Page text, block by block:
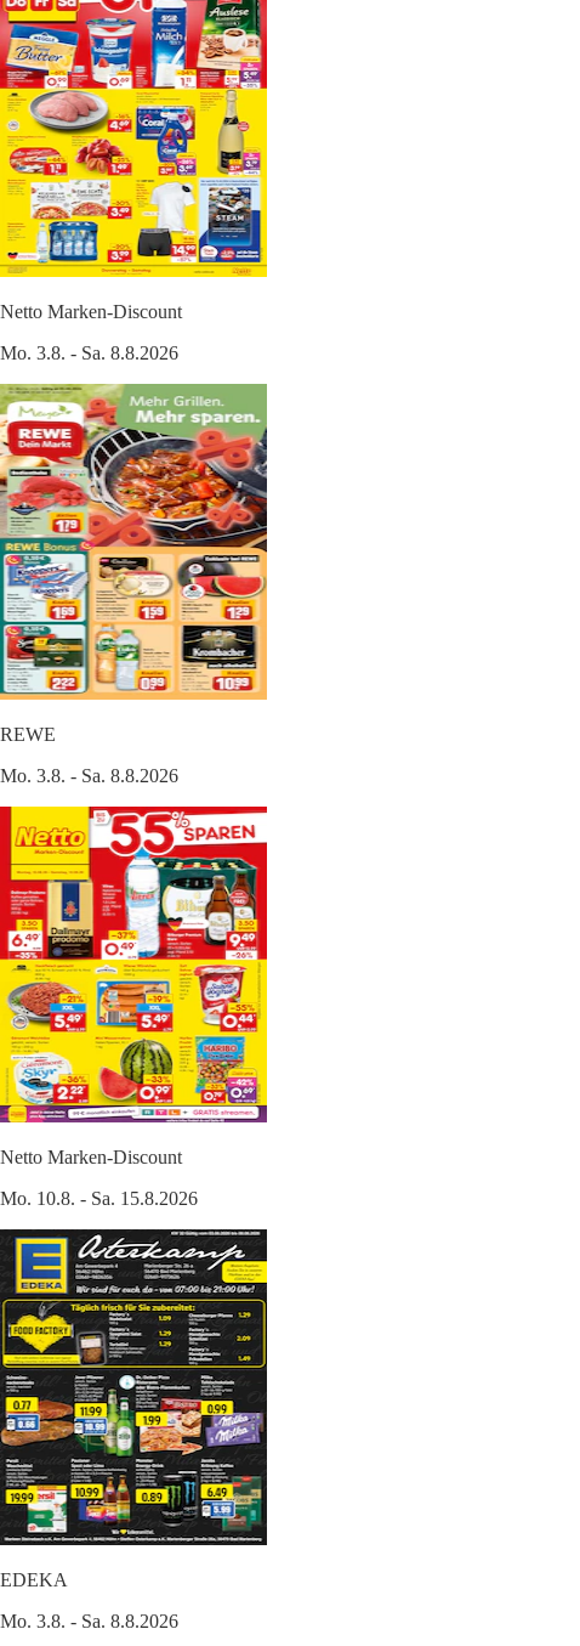
Netto Marken-Discount
Mo. 3.8. - Sa. 8.8.2026
REWE
Mo. 3.8. - Sa. 8.8.2026
Netto Marken-Discount
Mo. 10.8. - Sa. 15.8.2026
EDEKA
Mo. 3.8. - Sa. 8.8.2026